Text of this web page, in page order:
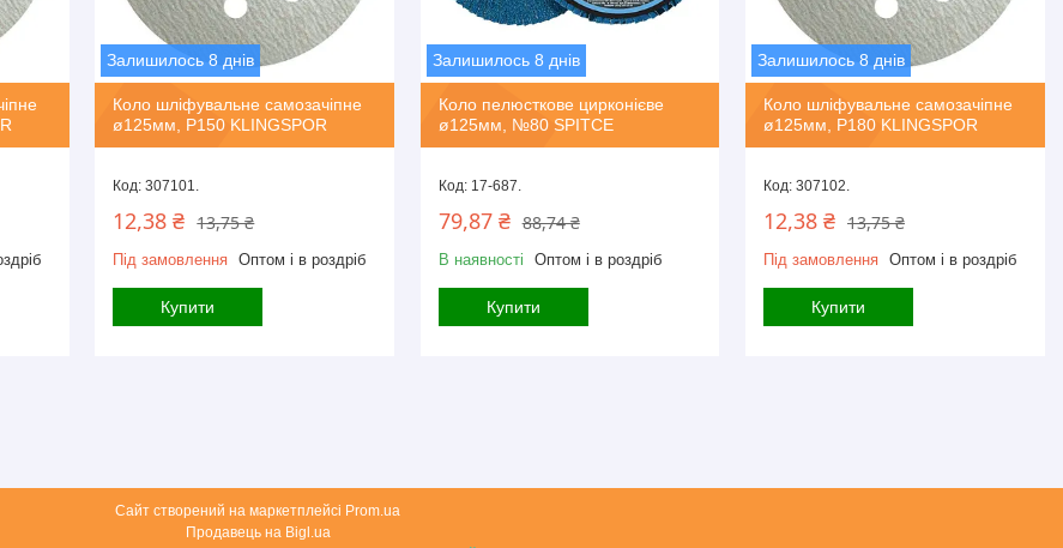
Залишилось 8 днів
Коло шліфувальне самозачіпне
ø125мм, P150 KLINGSPOR
307101.
13,75 ₴
12,38 ₴
Під замовлення Оптом і в роздріб
Купити
Залишилось 8 днів
Коло пелюсткове цирконієве
ø125мм, №80 SPITCE
17-687.
88,74 ₴
79,87 ₴
В наявності Оптом і в роздріб
Купити
Залишилось 8 днів
Коло шліфувальне самозачіпне
ø125мм, P180 KLINGSPOR
307102.
13,75 ₴
12,38 ₴
Під замовлення Оптом і в роздріб
Купити
Сайт створений на маркетплейсі Prom.ua
Продавець на Bigl.ua